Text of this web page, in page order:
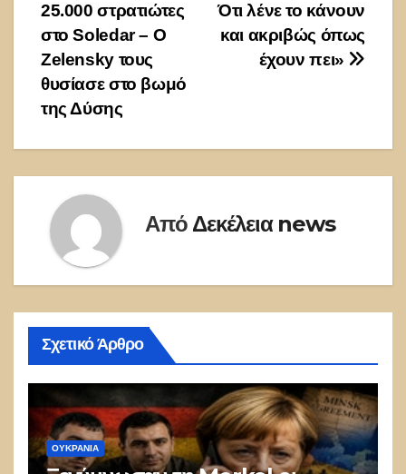
Ότι λένε το κάνουν
και ακριβώς όπως
έχουν πει»
25.000 στρατιώτες
στο Soledar – O
Zelensky τους
θυσίασε στο βωμό
της Δύσης
Από Δεκέλεια news
Σχετικό Άρθρο
ΟΥΚΡΑΝΊΑ